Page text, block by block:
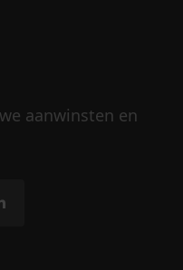
aanwinsten en